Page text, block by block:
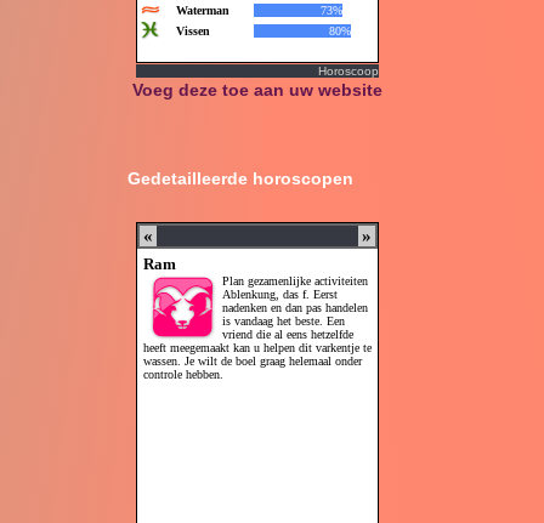
Horoscoop
Voeg deze toe aan uw website
Gedetailleerde horoscopen